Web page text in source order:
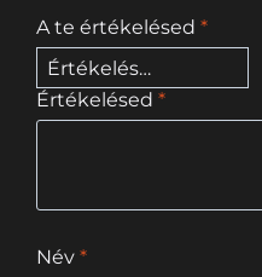
A te értékelésed *
Értékelésed *
Név *